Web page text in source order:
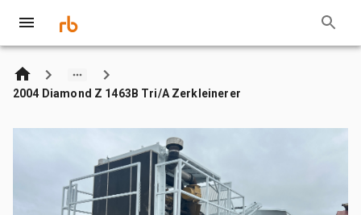
2004 Diamond Z 1463B Tri/A Zerkleinerer